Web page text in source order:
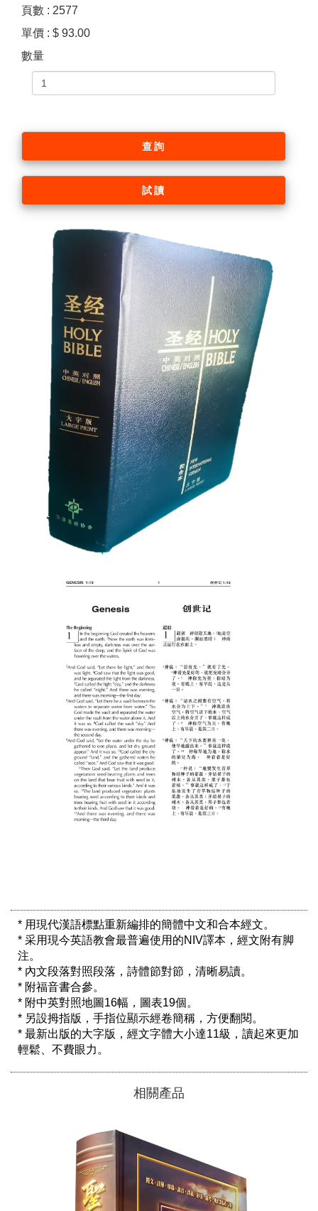
頁數 : 2577
單價 : $ 93.00
數量
查詢
試讀
* 用現代漢語標點重新編排的簡體中文和合本經文。
* 采用現今英語教會最普遍使用的NIV譯本，經文附有脚
注。
* 內文段落對照段落，詩體節對節，清晰易讀。
* 附福音書合參。
* 附中英對照地圖16幅，圖表19個。
* 另設拇指版，手指位顯示經卷簡稱，方便翻閱。
* 最新出版的大字版，經文字體大小達11級，讀起來更加
相關產品